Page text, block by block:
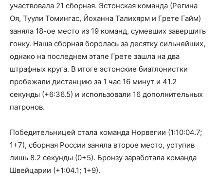
участвовала 21 сборная. Эстонская команда (Регина
Оя, Туули Томингас, Йоханна Талихярм и Грете Гайм)
заняла 18-ое место из 19 команд, сумевших завершить
гонку. Наша сборная боролась за десятку сильнейших,
однако на последнем этапе Грете зашла на два
штрафных круга. В итоге эстонские биатлонистки
пробежали дистанцию за 1 час 16 минут и 41.2
секунды (+6:36.5) и использовали 16 дополнительных
патронов.
Победительницей стала команда Норвегии (1:10:04.7;
1+7), сборная России заняла второе место, уступив
лишь 8.2 секунды (0+5). Бронзу заработала команда
Швейцарии (+1:04.1; 1+9).